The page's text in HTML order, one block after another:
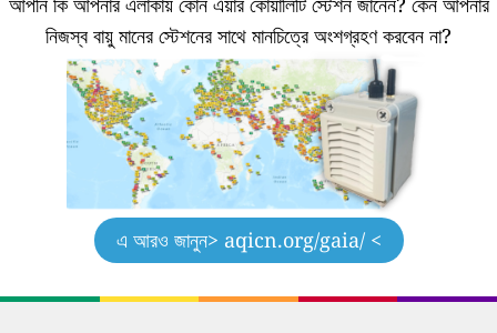
নিজস্ব বায়ু মানের স্টেশনের সাথে মানচিত্রে অংশগ্রহণ করবেন না?
এ আরও জানুন> aqicn.org/gaia/ <